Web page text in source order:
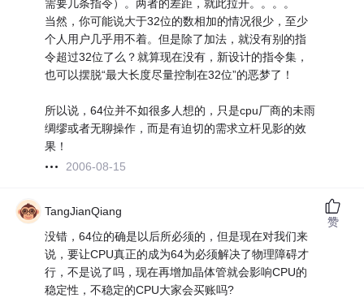
需要几条指令）。两者的差距，就此拉开。。。。
当然，你可能说大于32位的数相加的情况很少，至少
个人用户几乎用不着。但是除了加法，就没有别的指
令超过32位了么？就算现在没有，新设计的指令集，
也可以摆脱“最大长度尽量控制在32位”的恶梦了！
所以说，64位并不如很多人想的，只是cpu厂商的未雨
绸缪或者无聊操作，而是有迫切的需求立杆见影的效
果！
2006-08-15
TangJianQiang
没错，64位的确是以后所必须的，但是现在对我们来
说，要让CPU真正的成为64为必须解决了物理障碍才
行，不是说了吗，现在再增加晶体管就会影响CPU的
稳定性，不稳定的CPU大家会买账吗?
赞